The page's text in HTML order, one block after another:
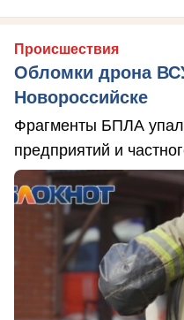
Происшествия
Обломки дрона
Новороссийске
Фрагменты БПЛА
предприятий и